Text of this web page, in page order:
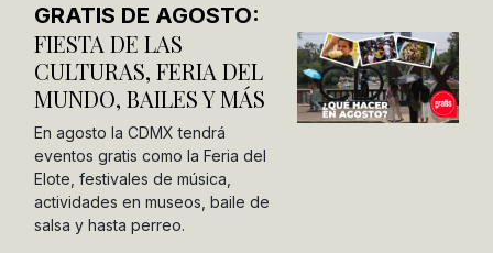
GRATIS DE AGOSTO:
FIESTA DE LAS
CULTURAS, FERIA DEL
MUNDO, BAILES Y MÁS
En agosto la CDMX tendrá
eventos gratis como la Feria del
Elote, festivales de música,
actividades en museos, baile de
salsa y hasta perreo.